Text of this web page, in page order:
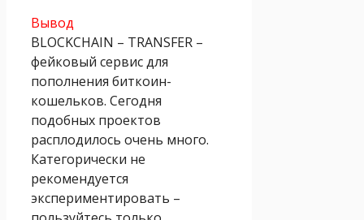
Вывод
BLOCKCHAIN – TRANSFER –
фейковый сервис для
пополнения биткоин-
кошельков. Сегодня
подобных проектов
расплодилось очень много.
Категорически не
рекомендуется
экспериментировать –